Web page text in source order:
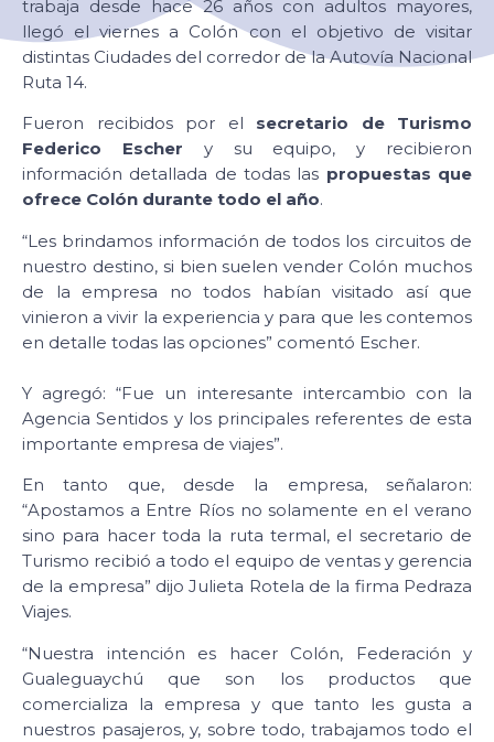
trabaja desde hace 26 años con adultos mayores,
llegó el viernes a Colón con el objetivo de visitar
distintas Ciudades del corredor de la Autovía Nacional
Ruta 14.
Fueron recibidos por el secretario de Turismo
Federico Escher y su equipo, y recibieron
información detallada de todas las propuestas que
ofrece Colón durante todo el año.
“Les brindamos información de todos los circuitos de
nuestro destino, si bien suelen vender Colón muchos
de la empresa no todos habían visitado así que
vinieron a vivir la experiencia y para que les contemos
en detalle todas las opciones” comentó Escher.
Y agregó: “Fue un interesante intercambio con la
Agencia Sentidos y los principales referentes de esta
importante empresa de viajes”.
En tanto que, desde la empresa, señalaron:
“Apostamos a Entre Ríos no solamente en el verano
sino para hacer toda la ruta termal, el secretario de
Turismo recibió a todo el equipo de ventas y gerencia
de la empresa” dijo Julieta Rotela de la firma Pedraza
Viajes.
“Nuestra intención es hacer Colón, Federación y
Gualeguaychú que son los productos que
comercializa la empresa y que tanto les gusta a
nuestros pasajeros, y, sobre todo, trabajamos todo el